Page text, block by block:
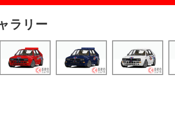
ラリー